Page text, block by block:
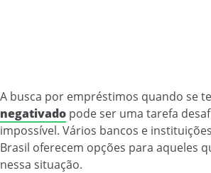
A busca por empréstimos quando se
negativado pode ser uma tarefa
impossível. Vários bancos e
Brasil oferecem opções para aqueles
nessa situação.